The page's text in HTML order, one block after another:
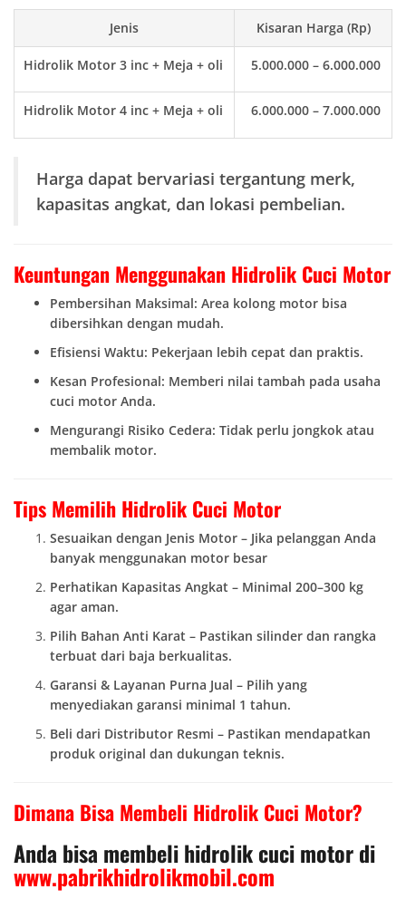
Jenis Kisaran Harga (Rp)
Hidrolik Motor 3 inc + Meja + oli 5.000.000 – 6.000.000
Hidrolik Motor 4 inc + Meja + oli 6.000.000 – 7.000.000
Harga dapat bervariasi tergantung merk,
kapasitas angkat, dan lokasi pembelian.
Keuntungan Menggunakan Hidrolik Cuci Motor
Pembersihan Maksimal: Area kolong motor bisa
dibersihkan dengan mudah.
Efisiensi Waktu: Pekerjaan lebih cepat dan praktis.
Kesan Profesional: Memberi nilai tambah pada usaha
cuci motor Anda.
Mengurangi Risiko Cedera: Tidak perlu jongkok atau
membalik motor.
Tips Memilih Hidrolik Cuci Motor
Sesuaikan dengan Jenis Motor – Jika pelanggan Anda
banyak menggunakan motor besar
Perhatikan Kapasitas Angkat – Minimal 200–300 kg
agar aman.
Pilih Bahan Anti Karat – Pastikan silinder dan rangka
terbuat dari baja berkualitas.
Garansi & Layanan Purna Jual – Pilih yang
menyediakan garansi minimal 1 tahun.
Beli dari Distributor Resmi – Pastikan mendapatkan
produk original dan dukungan teknis.
Dimana Bisa Membeli Hidrolik Cuci Motor?
Anda bisa membeli hidrolik cuci motor di
www.pabrikhidrolikmobil.com